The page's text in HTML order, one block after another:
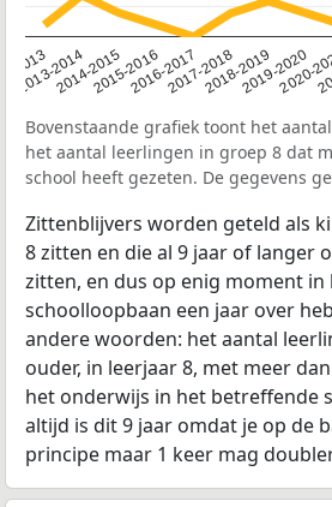
2013
2013-2014
2014-20152015-20162016-20172017-20182018-20192019-2020
2020-
Bovenstaande grafiek toont het
het aantal leerlingen in groep 8 dat
school heeft gezeten. De gegevens
Zittenblijvers worden geteld als
8 zitten en die al 9 jaar of langer
zitten, en dus op enig moment in
schoolloopbaan een jaar over
andere woorden: het aantal
ouder, in leerjaar 8, met meer
het onderwijs in het betreffende
altijd is dit 9 jaar omdat je op de
principe maar 1 keer mag